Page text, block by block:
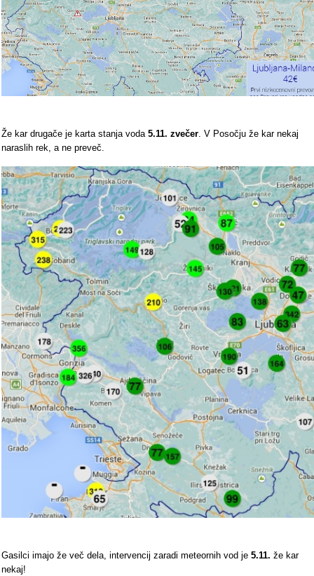
Že kar drugače je karta stanja voda 5.11. zvečer. V Posočju že kar nekaj
naraslih rek, a ne preveč.
Gasilci imajo že več dela, intervencij zaradi meteornih vod je 5.11. že kar
nekaj!